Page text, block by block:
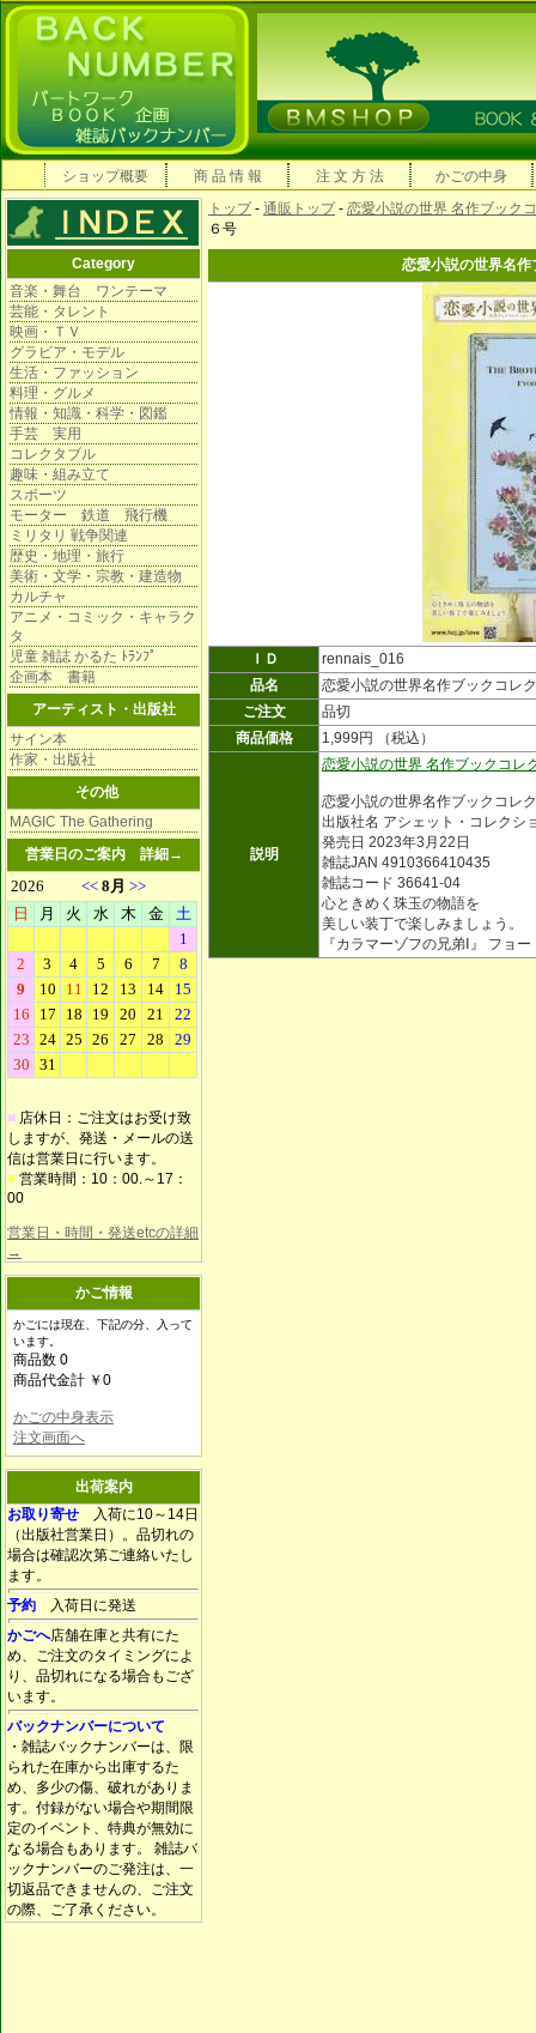
ショップ概要 商 品 情 報 注 文 方 法 かごの中身
Category
音楽・舞台 ワンテーマ
芸能・タレント
映画・ＴＶ
グラビア・モデル
生活・ファッション
料理・グルメ
情報・知識・科学・図鑑
手芸 実用
コレクタブル
趣味・組み立て
スポーツ
モーター 鉄道 飛行機
ミリタリ 戦争関連
歴史・地理・旅行
美術・文学・宗教・建造物
カルチャ
アニメ・コミック・キャラク
タ
児童 雑誌 かるた ﾄﾗﾝﾌﾟ
企画本 書籍
アーティスト・出版社
サイン本
作家・出版社
その他
MAGIC The Gathering
営業日のご案内 詳細→
■ 店休日：ご注文はお受け致
しますが、発送・メールの送
信は営業日に行います。
■ 営業時間：10：00.～17：
00
営業日・時間・発送etcの詳細
→
かご情報
かごには現在、下記の分、入って
います。
商品数 0
商品代金計 ￥0
かごの中身表示
注文画面へ
出荷案内
お取り寄せ 入荷に10～14日
（出版社営業日）。品切れの
場合は確認次第ご連絡いたし
ます。
予約 入荷日に発送
かごへ店舗在庫と共有にた
め、ご注文のタイミングによ
り、品切れになる場合もござ
います。
バックナンバーについて
・雑誌バックナンバーは、限
られた在庫から出庫するた
め、多少の傷、破れがありま
す。付録がない場合や期間限
定のイベント、特典が無効に
なる場合もあります。 雑誌バ
ックナンバーのご発注は、一
切返品できませんの、ご注文
の際、ご了承ください。
トップ- 通販トップ- 恋愛小説の世界 名作ブック
６号
恋愛小説の世界名
ＩＤ
rennais_016
品名
恋愛小説の世界名作ブックコレ
ご注文
品切
商品価格
1,999円 （税込）
説明
恋愛小説の世界 名作ブックコレ
恋愛小説の世界名作ブックコレ
出版社名 アシェット・コレクシ
発売日 2023年3月22日
雑誌JAN 4910366410435
雑誌コード 36641-04
心ときめく珠玉の物語を
美しい装丁で楽しみましょう。
『カラマーゾフの兄弟Ⅰ』 フョ